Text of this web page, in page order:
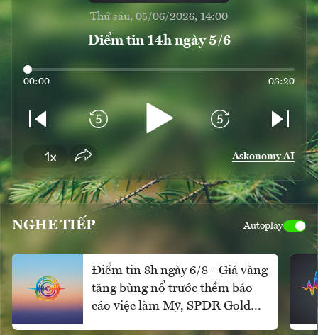
Thứ sáu, 05/06/2026, 14:00
Điểm tin 14h ngày 5/6
00:00 03:20
Askonomy AI
NGHE TIẾP Autoplay
Điểm tin 8h ngày 6/8 - Giá vàng
tăng bùng nổ trước thềm báo
cáo việc làm Mỹ, SPDR Gold